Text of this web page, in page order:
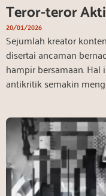
Teror-teror
20/01/2026
Sejumlah kreator
disertai ancaman
hampir bersamaan.
antikritik semakin